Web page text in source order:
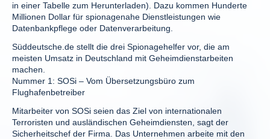
in einer Tabelle zum Herunterladen). Dazu kommen Hunderte
Millionen Dollar für spionagenahe Dienstleistungen wie
Datenbankpflege oder Datenverarbeitung.
Süddeutsche.de stellt die drei Spionagehelfer vor, die am
meisten Umsatz in Deutschland mit Geheimdienstarbeiten
machen.
Nummer 1: SOSi – Vom Übersetzungsbüro zum
Flughafenbetreiber
Mitarbeiter von SOSi seien das Ziel von internationalen
Terroristen und ausländischen Geheimdiensten, sagt der
Sicherheitschef der Firma. Das Unternehmen arbeite mit den